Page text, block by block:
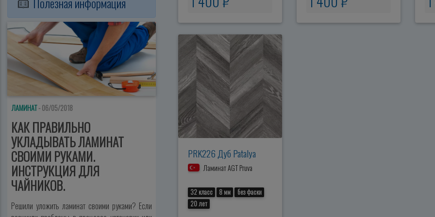
ЛАМИНАТ- 06/05/2018
КАК ПРАВИЛЬНО
УКЛАДЫВАТЬ ЛАМИНАТ
СВОИМИ РУКАМИ.
ИНСТРУКЦИЯ ДЛЯ
ЧАЙНИКОВ.
Решили уложить ламинат своими руками? Если
PRK226 Дуб Patalya
Ламинат AGT Pruva
32 класс 8 мм
без фаски
20 лет